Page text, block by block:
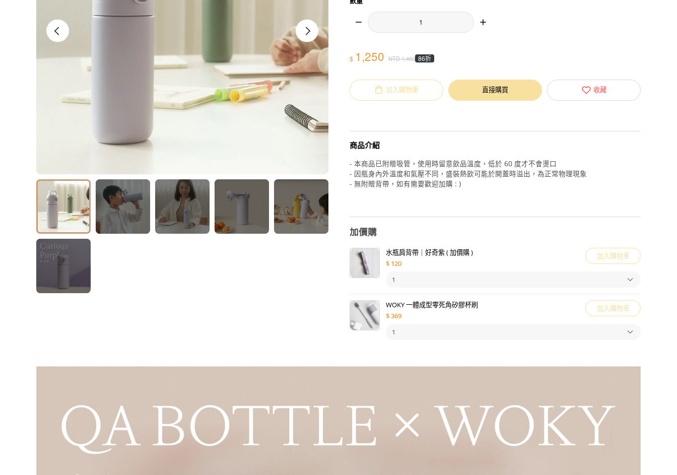
$ 1,250 NTD1,450 86折
加入購物車 直接購買 收藏
商品介紹
- 本商品已附贈吸管，使用時留意飲品溫度，低於 60 度才不會燙口
- 因瓶身內外溫度和氣壓不同，盛裝熱飲可能於開蓋時溢出，為正常物理現象
- 無附贈背帶，如有需要歡迎加購 : )
加價購
水瓶肩背帶｜好奇紫 ( 加價購 )
$ 120
加入購物車
WOKY 一體成型零死角矽膠杯刷
$369
加入購物車